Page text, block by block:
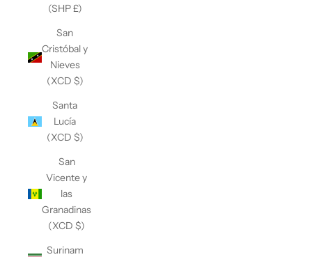
(SHP £)
San
Cristóbal y
Nieves
(XCD $)
Santa
Lucía
(XCD $)
San
Vicente y
las
Granadinas
(XCD $)
Surinam